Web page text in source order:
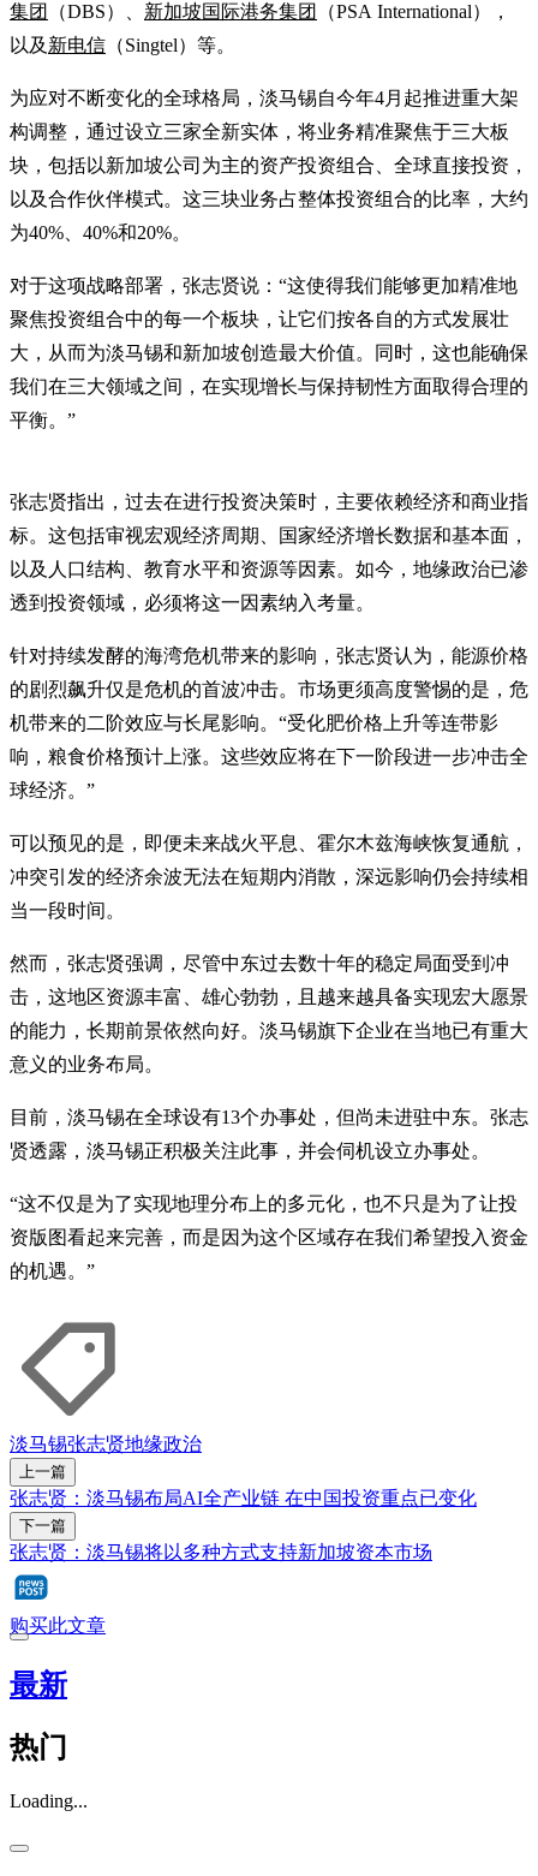
集团
（DBS）、 新加坡国际港务集团
（PSA International），
以及 新电信 （Singtel）等。
为应对不断变化的全球格局，淡马锡自今年4月起推进重大架
构调整，通过设立三家全新实体，将业务精准聚焦于三大板
块，包括以新加坡公司为主的资产投资组合、全球直接投资，
以及合作伙伴模式。这三块业务占整体投资组合的比率，大约
为40%、40%和20%。
对于这项战略部署，张志贤说：“这使得我们能够更加精准地
聚焦投资组合中的每一个板块，让它们按各自的方式发展壮
大，从而为淡马锡和新加坡创造最大价值。同时，这也能确保
我们在三大领域之间，在实现增长与保持韧性方面取得合理的
平衡。”
张志贤指出，过去在进行投资决策时，主要依赖经济和商业指
标。这包括审视宏观经济周期、国家经济增长数据和基本面，
以及人口结构、教育水平和资源等因素。如今，地缘政治已渗
透到投资领域，必须将这一因素纳入考量。
针对持续发酵的海湾危机带来的影响，张志贤认为，能源价格
的剧烈飙升仅是危机的首波冲击。市场更须高度警惕的是，危
机带来的二阶效应与长尾影响。“受化肥价格上升等连带影
响，粮食价格预计上涨。这些效应将在下一阶段进一步冲击全
球经济。”
可以预见的是，即便未来战火平息、霍尔木兹海峡恢复通航，
冲突引发的经济余波无法在短期内消散，深远影响仍会持续相
当一段时间。
然而，张志贤强调，尽管中东过去数十年的稳定局面受到冲
击，这地区资源丰富、雄心勃勃，且越来越具备实现宏大愿景
的能力，长期前景依然向好。淡马锡旗下企业在当地已有重大
意义的业务布局。
目前，淡马锡在全球设有13个办事处，但尚未进驻中东。张志
贤透露，淡马锡正积极关注此事，并会伺机设立办事处。
“这不仅是为了实现地理分布上的多元化，也不只是为了让投
资版图看起来完善，而是因为这个区域存在我们希望投入资金
的机遇。”
淡马锡张志贤地缘政治
上一篇
张志贤：淡马锡布局AI全产业链 在中国投资重点已变化
下一篇
张志贤：淡马锡将以多种方式支持新加坡资本市场
购买此文章
最新
热门
Loading...